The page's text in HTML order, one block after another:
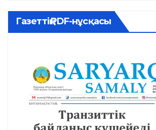
Газеттің PDF-нұсқасы